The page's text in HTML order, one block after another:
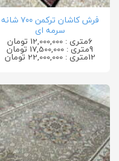
فرش کاشان ترکمن ۷۰۰ شانه
سرمه ای
6متری : 12,000,000 تومان
9متری : 17,500,000 تومان
12متری : 22,000,000 تومان